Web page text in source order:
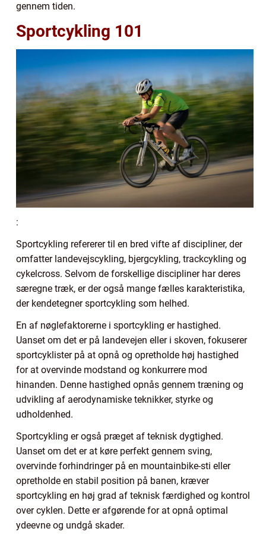
gennem tiden.
Sportcykling 101
:
Sportcykling refererer til en bred vifte af discipliner, der
omfatter landevejscykling, bjergcykling, trackcykling og
cykelcross. Selvom de forskellige discipliner har deres
særegne træk, er der også mange fælles karakteristika,
der kendetegner sportcykling som helhed.
En af nøglefaktorerne i sportcykling er hastighed.
Uanset om det er på landevejen eller i skoven, fokuserer
sportcyklister på at opnå og opretholde høj hastighed
for at overvinde modstand og konkurrere mod
hinanden. Denne hastighed opnås gennem træning og
udvikling af aerodynamiske teknikker, styrke og
udholdenhed.
Sportcykling er også præget af teknisk dygtighed.
Uanset om det er at køre perfekt gennem sving,
overvinde forhindringer på en mountainbike-sti eller
opretholde en stabil position på banen, kræver
sportcykling en høj grad af teknisk færdighed og kontrol
over cyklen. Dette er afgørende for at opnå optimal
ydeevne og undgå skader.